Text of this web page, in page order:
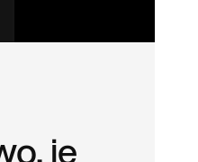
je